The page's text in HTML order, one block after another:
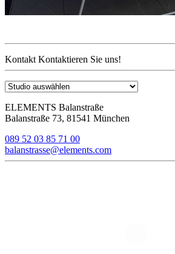
Kontakt Kontaktieren Sie uns!
ELEMENTS Balanstraße
Balanstraße 73, 81541 München
089 52 03 85 71 00
balanstrasse@elements.com